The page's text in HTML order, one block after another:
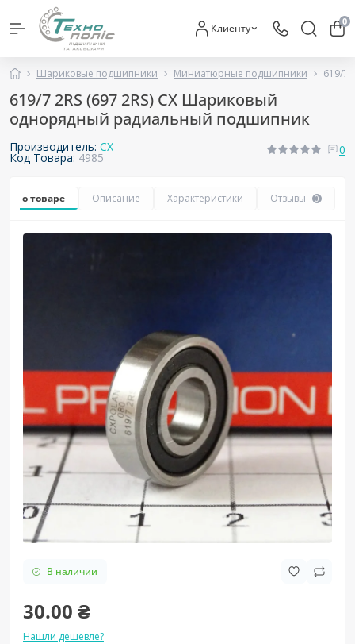
Клиенту 0
Шариковые подшипники Миниатюрные подшипники 619/7
619/7 2RS (697 2RS) CX Шариковый
однорядный радиальный подшипник
Производитель: CX
Код Товара: 4985
0
Все о товаре Описание Характеристики Отзывы 0
В наличии
30.00 ₴
Нашли дешевле?